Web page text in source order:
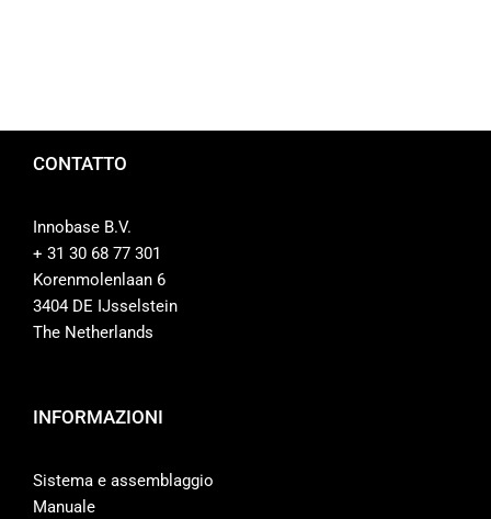
CONTATTO
Innobase B.V.
+ 31 30 68 77 301
Korenmolenlaan 6
3404 DE IJsselstein
The Netherlands
INFORMAZIONI
Sistema e assemblaggio
Manuale